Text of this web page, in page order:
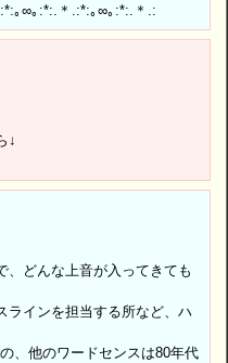
｡∞︎｡:*:.＊.:*:｡∞︎｡:*:.＊.:
↓
、どんな上音が入ってきても
ラインを担当する所など、ハ
、他のワードセンスは80年代